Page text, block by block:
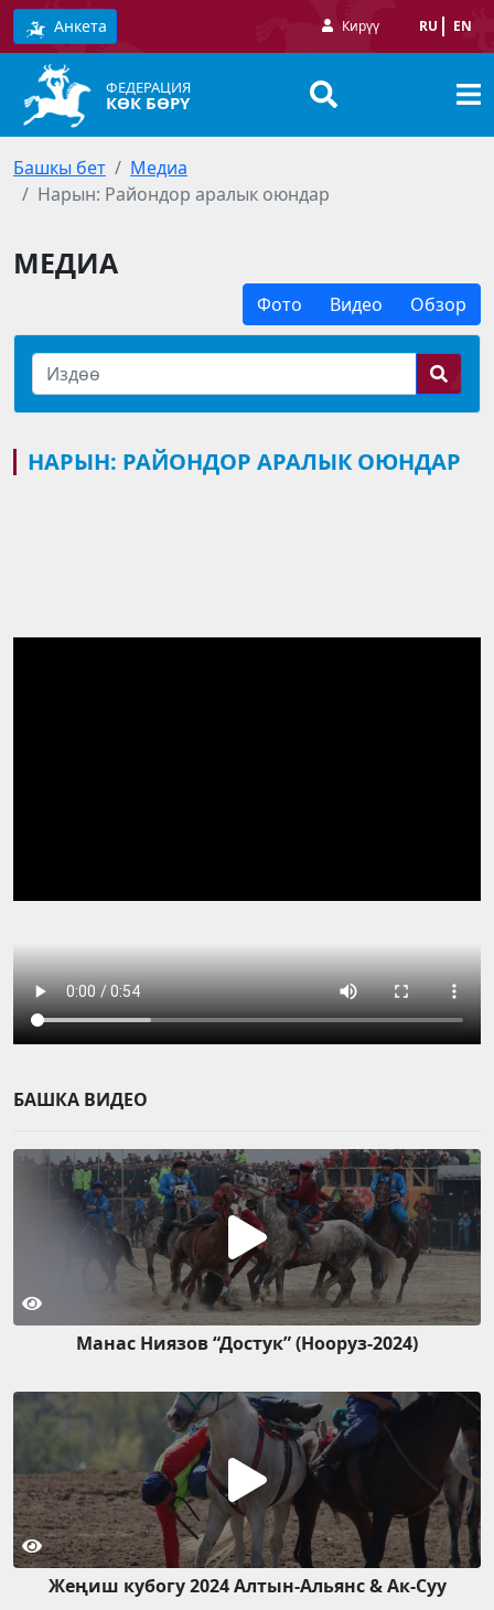
Анкета Кирүү RU EN
ФЕДЕРАЦИЯ
КӨК БӨРҮ
Башкы бет
Медиа
Нарын: Райондор аралык оюндар
МЕДИА
Фото Видео Обзор
НАРЫН: РАЙОНДОР АРАЛЫК ОЮНДАР
БАШКА ВИДЕО
Манас Ниязов “Достук” (Нооруз-2024)
Жеңиш кубогу 2024 Алтын-Альянс & Ак-Суу